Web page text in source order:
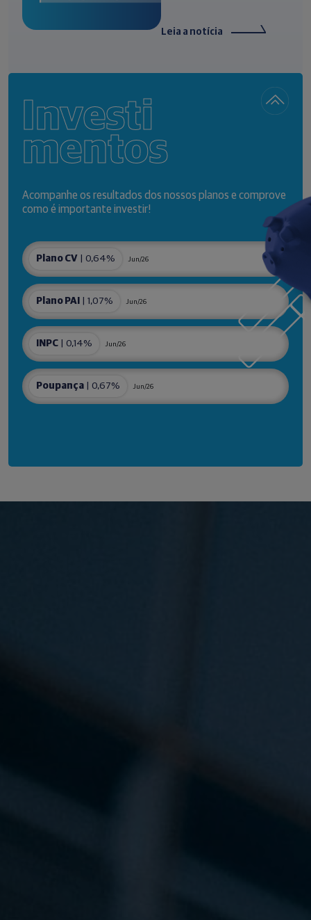
Leia a notícia
Investi
mentos
Acompanhe os resultados dos nossos planos e comprove
como é importante investir!
Plano CV | 0,64% Jun/26
Plano PAI | 1,07% Jun/26
INPC | 0,14% Jun/26
Poupança | 0,67% Jun/26